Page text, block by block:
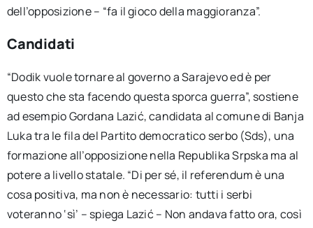
dell’opposizione – “fa il gioco della maggioranza”.
Candidati
“Dodik vuole tornare al governo a Sarajevo ed è per
questo che sta facendo questa sporca guerra”, sostiene
ad esempio Gordana Lazić, candidata al comune di Banja
Luka tra le fila del Partito democratico serbo (Sds), una
formazione all’opposizione nella Republika Srpska ma al
potere a livello statale. “Di per sé, il referendum è una
cosa positiva, ma non è necessario: tutti i serbi
voteranno ‘sì’ – spiega Lazić – Non andava fatto ora, così